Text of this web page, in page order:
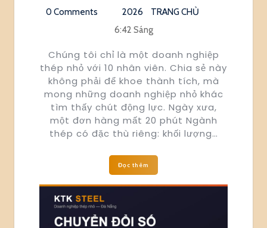
0 Comments
2026
TRANG CHỦ
6:42 Sáng
Chúng tôi chỉ là một doanh nghiệp
thép nhỏ với 10 nhân viên. Chia sẻ này
không phải để khoe thành tích, mà
mong những doanh nghiệp nhỏ khác
tìm thấy chút động lực. Ngày xưa,
một đơn hàng mất 20 phút Ngành
thép có đặc thù riêng: khối lượng…
Đọc thêm